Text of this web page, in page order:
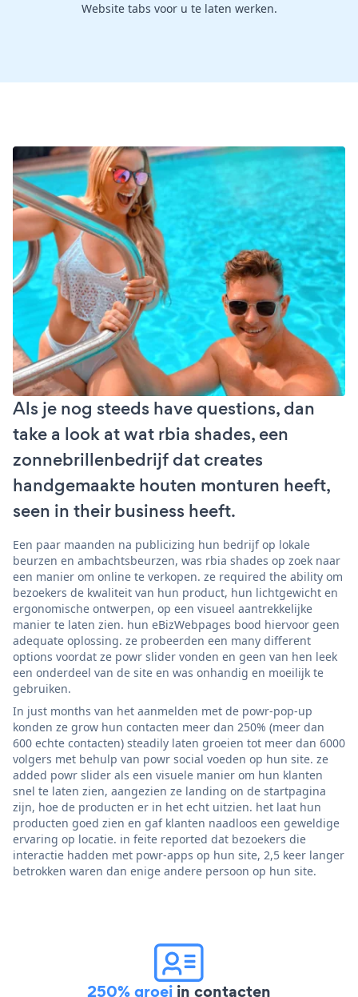
Website tabs voor u te laten werken.
Als je nog steeds have questions, dan
take a look at wat rbia shades, een
zonnebrillenbedrijf dat creates
handgemaakte houten monturen heeft,
seen in their business heeft.
Een paar maanden na publicizing hun bedrijf op lokale
beurzen en ambachtsbeurzen, was rbia shades op zoek naar
een manier om online te verkopen. ze required the ability om
bezoekers de kwaliteit van hun product, hun lichtgewicht en
ergonomische ontwerpen, op een visueel aantrekkelijke
manier te laten zien. hun eBizWebpages bood hiervoor geen
adequate oplossing. ze probeerden een many different
options voordat ze powr slider vonden en geen van hen leek
een onderdeel van de site en was onhandig en moeilijk te
gebruiken.
In just months van het aanmelden met de powr-pop-up
konden ze grow hun contacten meer dan 250% (meer dan
600 echte contacten) steadily laten groeien tot meer dan 6000
volgers met behulp van powr social voeden op hun site. ze
added powr slider als een visuele manier om hun klanten
snel te laten zien, aangezien ze landing on de startpagina
zijn, hoe de producten er in het echt uitzien. het laat hun
producten goed zien en gaf klanten naadloos een geweldige
ervaring op locatie. in feite reported dat bezoekers die
interactie hadden met powr-apps op hun site, 2,5 keer langer
betrokken waren dan enige andere persoon op hun site.
250% groei in contacten